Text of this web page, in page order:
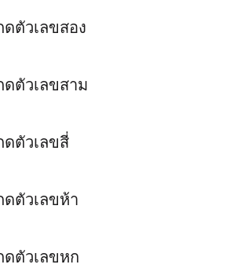
ตัวเลขสอง
ตัวเลขสาม
ตัวเลขสี่
ตัวเลขห้า
ตัวเลขหก